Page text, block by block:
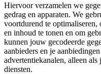
Hiervoor verzamelen we
gedrag en apparaten. We
voortdurend te optimaliseren,
en inhoud te tonen en om
kunnen jouw gecodeerde
aanbieders en je
advertentiekanalen, alleen
diensten.